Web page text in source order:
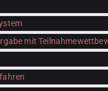
mit